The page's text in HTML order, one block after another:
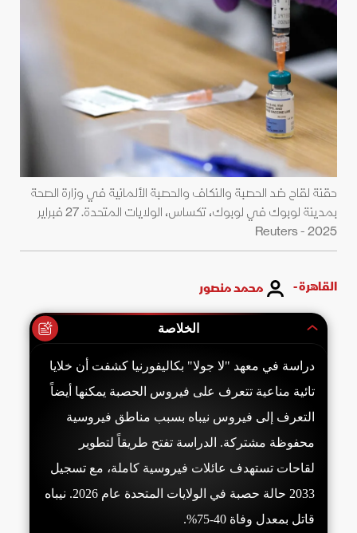
حقنة لقاح ضد الحصبة والنكاف والحصبة الألمانية في وزارة الصحة
بمدينة لوبوك في لوبوك، تكساس، الولايات المتحدة. 27 فبراير
2025 - Reuters
القاهرة - محمد منصور
الخلاصة
دراسة في معهد "لا جولا" بكاليفورنيا كشفت أن خلايا
تائية مناعية تتعرف على فيروس الحصبة يمكنها أيضاً
التعرف إلى فيروس نيباه بسبب مناطق فيروسية
محفوظة مشتركة. الدراسة تفتح طريقاً لتطوير
لقاحات تستهدف عائلات فيروسية كاملة، مع تسجيل
2033 حالة حصبة في الولايات المتحدة عام 2026. نيباه
قاتل بمعدل وفاة 40-75%.